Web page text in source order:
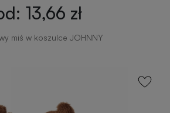
13,66 zł
miś w koszulce JOHNNY